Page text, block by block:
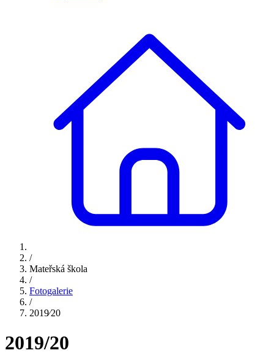
/
Mateřská škola
/
Fotogalerie
/
2019⁄20
2019/20